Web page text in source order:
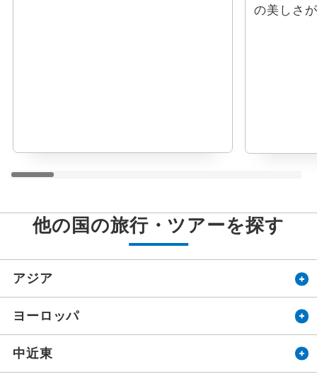
の美しさ
他の国の旅行・ツアーを探す
アジア
ヨーロッパ
中近東